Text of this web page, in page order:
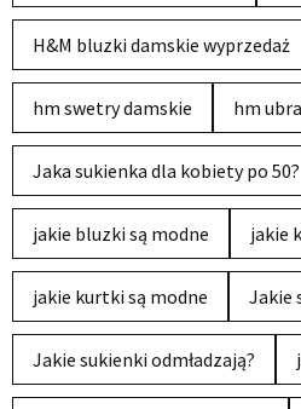
H&M bluzki damskie wyprzedaż
hm swetry damskie hm
Jaka sukienka dla kobiety po 50?
jakie bluzki są modne jakie
jakie kurtki są modne Jakie
Jakie sukienki odmładzają?